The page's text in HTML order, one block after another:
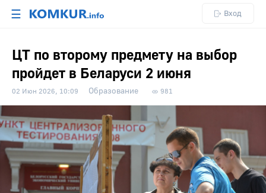
☰ Вход
ЦТ по второму предмету на выбор
пройдет в Беларуси 2 июня
02 Июн 2026, 10:09 Образование 981